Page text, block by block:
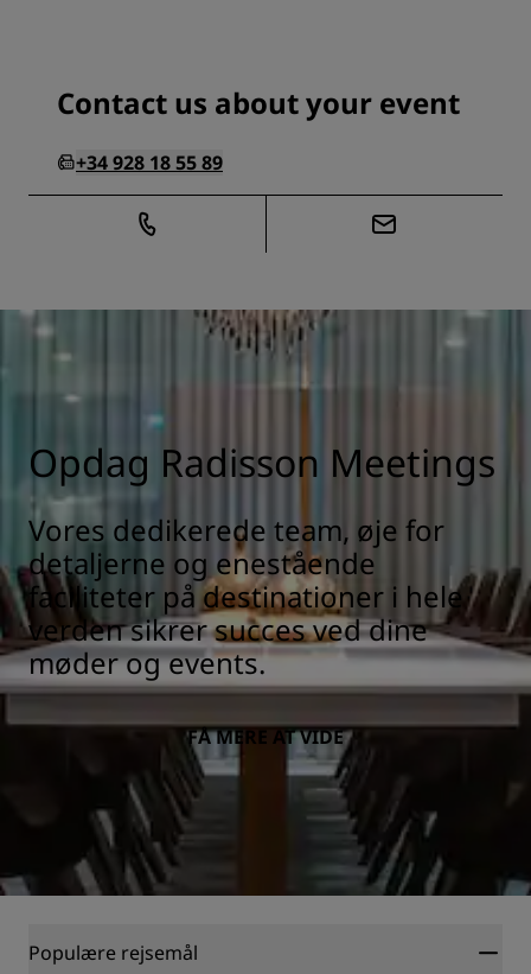
Contact us about your event
+34 928 18 55 89
Opdag Radisson Meetings
Vores dedikerede team, øje for
detaljerne og enestående
faciliteter på destinationer i hele
verden sikrer succes ved dine
møder og events.
FÅ MERE AT VIDE
Populære rejsemål